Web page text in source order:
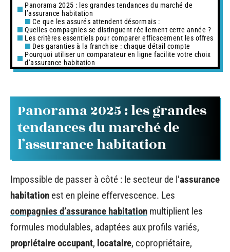
Panorama 2025 : les grandes tendances du marché de
l’assurance habitation
Ce que les assurés attendent désormais :
Quelles compagnies se distinguent réellement cette année ?
Les critères essentiels pour comparer efficacement les offres
Des garanties à la franchise : chaque détail compte
Pourquoi utiliser un comparateur en ligne facilite votre choix
d’assurance habitation
Panorama 2025 : les grandes
tendances du marché de
l’assurance habitation
Impossible de passer à côté : le secteur de l’assurance
habitation est en pleine effervescence. Les
compagnies d’assurance habitation multiplient les
formules modulables, adaptées aux profils variés,
propriétaire occupant, locataire, copropriétaire,